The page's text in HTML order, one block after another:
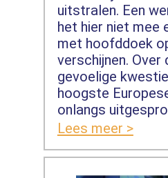
uitstralen. Een
het hier niet mee
met hoofddoek
verschijnen. Over
gevoelige
hoogste
onlangs
Lees meer >